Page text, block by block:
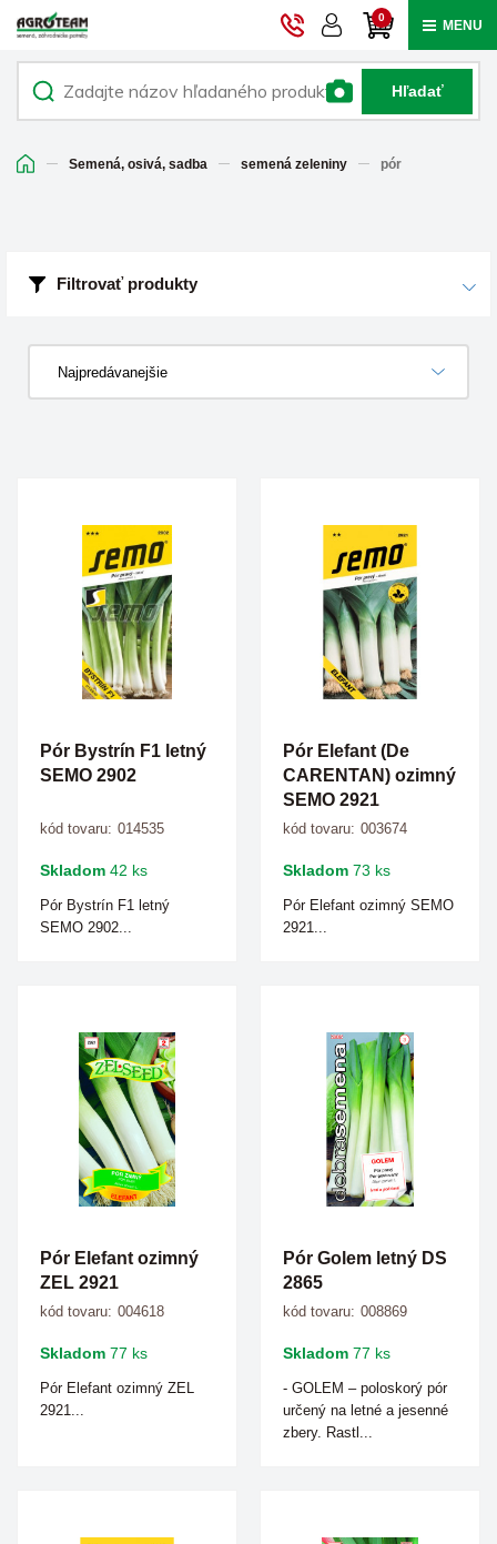
0 MENU
Hľadať
Semená, osivá, sadba semená zeleniny pór
Filtrovať produkty
Najpredávanejšie
Pór Bystrín F1 letný
SEMO 2902
kód tovaru: 014535
Skladom 42 ks
Pór Bystrín F1 letný
SEMO 2902...
Pór Elefant (De
CARENTAN) ozimný
SEMO 2921
kód tovaru: 003674
Skladom 73 ks
Pór Elefant ozimný SEMO
2921...
Pór Elefant ozimný
ZEL 2921
kód tovaru: 004618
Skladom 77 ks
Pór Elefant ozimný ZEL
2921...
Pór Golem letný DS
2865
kód tovaru: 008869
Skladom 77 ks
- GOLEM – poloskorý pór
určený na letné a jesenné
zbery. Rastl...